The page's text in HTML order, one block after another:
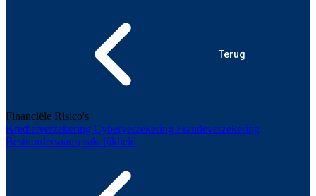
Terug
Financiële Risico's
Kredietverzekering Cyberverzekering Fraudeverzekering
Bestuurdersaansprakelijkheid